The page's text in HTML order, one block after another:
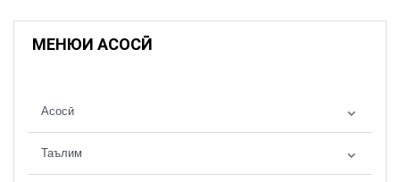
МЕНЮИ АСОСӢ
Асосӣ
Таълим